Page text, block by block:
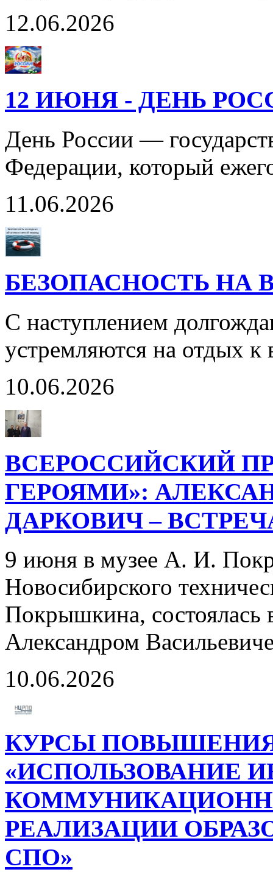
12.06.2026
12 ИЮНЯ - ДЕНЬ
День России —
Федерации, который
11.06.2026
БЕЗОПАСНОСТЬ НА
С наступлением
устремляются на отдых
10.06.2026
ВСЕРОССИЙСКИЙ
ГЕРОЯМИ»:
ДАРКОВИЧ –
9 июня в музее А. И.
Новосибирского
Покрышкина, состоялась
Александром
10.06.2026
КУРСЫ
«ИСПОЛЬЗОВАНИЕ
РЕАЛИЗАЦИИ
СПО»